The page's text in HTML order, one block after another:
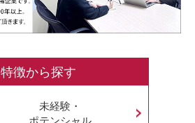
特徴から探す
未経験・
ポテンシャル